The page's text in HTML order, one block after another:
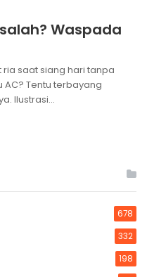
Waspada
saat siang hari tanpa
Tentu terbayang
Ilustrasi…
678
332
198